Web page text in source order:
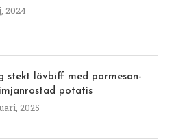
2024
stekt lövbiff med parmesan-
potatis
2025